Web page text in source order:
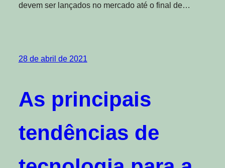
devem ser lançados no mercado até o final de…
28 de abril de 2021
As principais
tendências de